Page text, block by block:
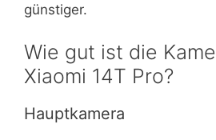
günstiger.
Wie gut ist die
Xiaomi 14T Pro?
Hauptkamera